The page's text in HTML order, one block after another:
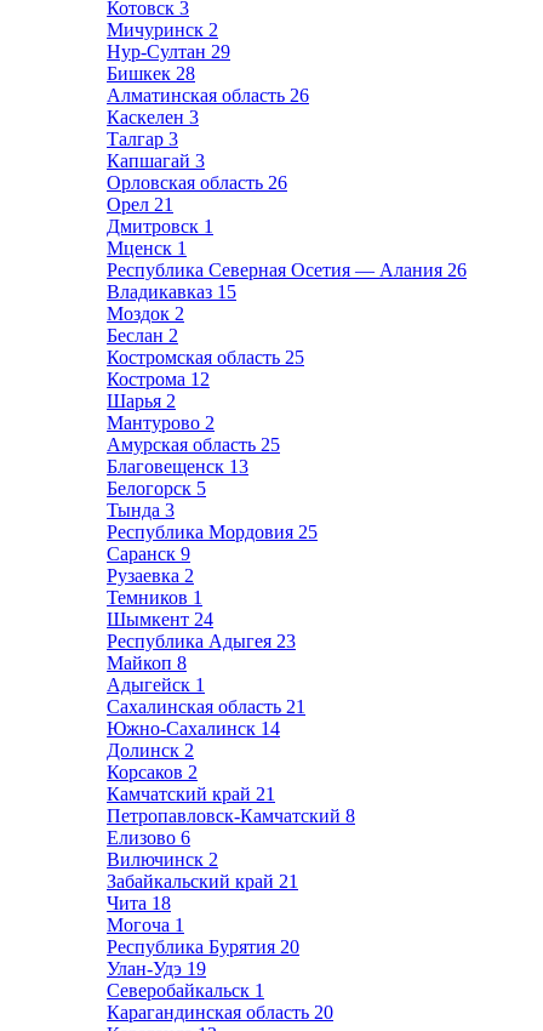
Котовск 3
Мичуринск 2
Нур-Султан 29
Бишкек 28
Алматинская область 26
Каскелен 3
Талгар 3
Капшагай 3
Орловская область 26
Орел 21
Дмитровск 1
Мценск 1
Республика Северная Осетия — Алания 26
Владикавказ 15
Моздок 2
Беслан 2
Костромская область 25
Кострома 12
Шарья 2
Мантурово 2
Амурская область 25
Благовещенск 13
Белогорск 5
Тында 3
Республика Мордовия 25
Саранск 9
Рузаевка 2
Темников 1
Шымкент 24
Республика Адыгея 23
Майкоп 8
Адыгейск 1
Сахалинская область 21
Южно-Сахалинск 14
Долинск 2
Корсаков 2
Камчатский край 21
Петропавловск-Камчатский 8
Елизово 6
Вилючинск 2
Забайкальский край 21
Чита 18
Могоча 1
Республика Бурятия 20
Улан-Удэ 19
Северобайкальск 1
Карагандинская область 20